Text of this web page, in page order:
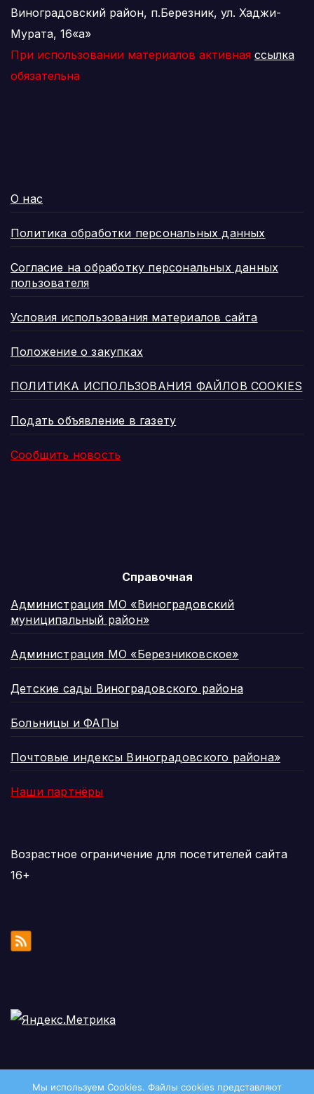
Виноградовский район, п.Березник, ул. Хаджи-
Мурата, 16«а»
При использовании материалов активная ссылка
обязательна
О нас
Политика обработки персональных данных
Согласие на обработку персональных данных
пользователя
Условия использования материалов сайта
Положение о закупках
ПОЛИТИКА ИСПОЛЬЗОВАНИЯ ФАЙЛОВ COOKIES
Подать объявление в газету
Сообщить новость
Справочная
Администрация МО «Виноградовский
муниципальный район»
Администрация МО «Березниковское»
Детские сады Виноградовского района
Больницы и ФАПы
Почтовые индексы Виноградовского района»
Наши партнёры
Возрастное ограничение для посетителей сайта
16+
Мы используем Cookies. Файлы сookies представляют